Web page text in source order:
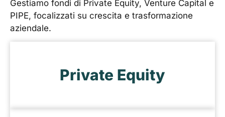
Gestiamo fondi di Private Equity, Venture Capital e
PIPE, focalizzati su crescita e trasformazione
aziendale.
Private Equity